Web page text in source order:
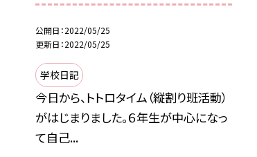
公開日 2022/05/25
更新日 2022/05/25
学校日記
今日から、トトロタイム（縦割り班活動）
がはじまりました。６年生が中心になっ
て自己...